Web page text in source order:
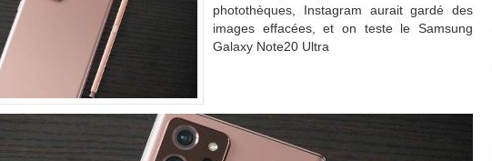
photothèques, Instagram aurait gardé des
images effacées, et on teste le Samsung
Galaxy Note20 Ultra